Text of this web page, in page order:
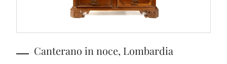
Canterano in noce, Lombardia